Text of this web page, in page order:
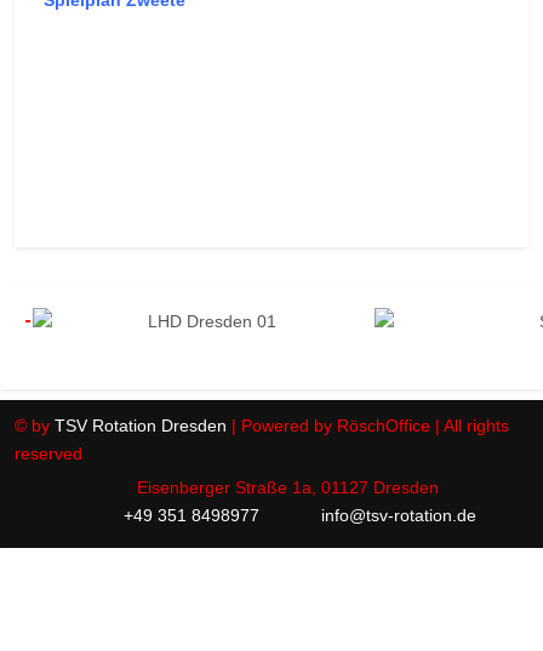
© by TSV Rotation Dresden | Powered by RöschOffice | All rights
reserved
Eisenberger Straße 1a, 01127 Dresden
+49 351 8498977
info@tsv-rotation.de